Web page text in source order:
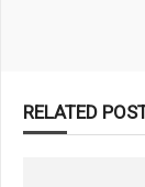
RELATED